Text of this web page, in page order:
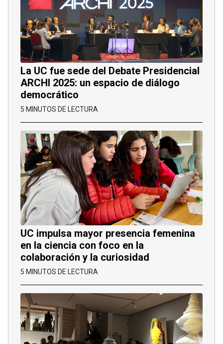
La UC fue sede del Debate Presidencial
ARCHI 2025: un espacio de diálogo
democrático
5 MINUTOS DE LECTURA
UC impulsa mayor presencia femenina
en la ciencia con foco en la
colaboración y la curiosidad
5 MINUTOS DE LECTURA